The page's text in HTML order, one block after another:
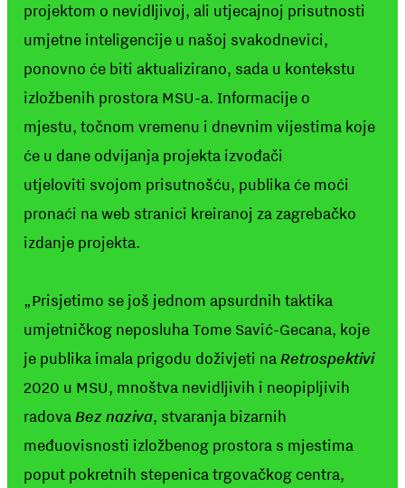
projektom o nevidljivoj, ali utjecajnoj prisutnosti
umjetne inteligencije u našoj svakodnevici,
ponovno će biti aktualizirano, sada u kontekstu
izložbenih prostora MSU-a. Informacije o
mjestu, točnom vremenu i dnevnim vijestima koje
će u dane odvijanja projekta izvođači
utjeloviti svojom prisutnošću, publika će moći
pronaći na web stranici kreiranoj za zagrebačko
izdanje projekta.
„Prisjetimo se još jednom apsurdnih taktika
umjetničkog neposluha Tome Savić-Gecana, koje
je publika imala prigodu doživjeti naRetrospektivi
2020 u MSU, mnoštva nevidljivih i neopipljivih
radovaBez naziva, stvaranja bizarnih
međuovisnosti izložbenog prostora s mjestima
poput pokretnih stepenica trgovačkog centra,